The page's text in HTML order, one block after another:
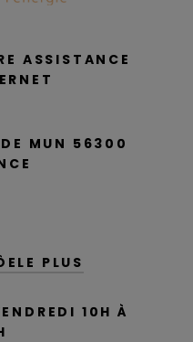
ASSISTANCE
MUN 56300
PLUS
10H À